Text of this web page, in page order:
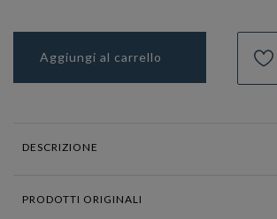
Aggiungi al carrello
DESCRIZIONE
PRODOTTI ORIGINALI